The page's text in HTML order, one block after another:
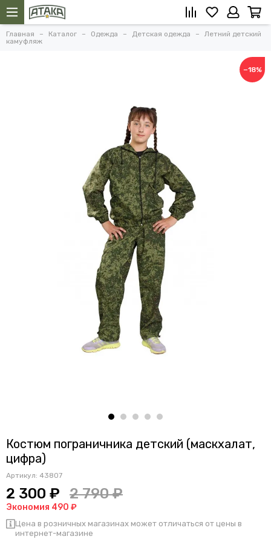
Главная Каталог Одежда Детская одежда
Летний детский
камуфляж
−18%
Костюм пограничника детский (маскхалат,
цифра)
Артикул: 43807
2 300 ₽ 2 790 ₽
Экономия 490 ₽
Цена в розничных магазинах может отличаться от цены в
интернет-магазине